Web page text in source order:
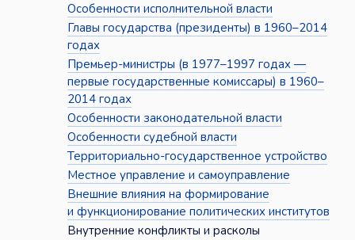
Особенности исполнительной власти
Главы государства (президенты) в 1960–2014
годах
Премьер-министры (в 1977–1997 годах —
первые государственные комиссары) в 1960–
2014 годах
Особенности законодательной власти
Особенности судебной власти
Территориально-государственное устройство
Местное управление и самоуправление
Внешние влияния на формирование
и функционирование политических институтов
Внутренние конфликты и расколы